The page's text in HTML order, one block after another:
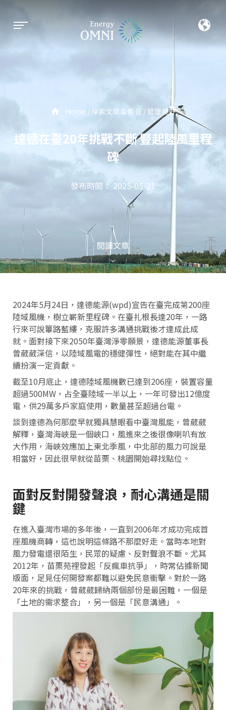
Home 探索文章 & 影音 管理視野
達德在臺20年挑戰不斷 豎起陸風里程
碑
發布時間： 2025-05-21
閱讀文章
2024年5月24日，達德能源(wpd)宣告在臺完成第200座
陸域風機，樹立嶄新里程碑。在臺扎根長達20年，一路
行來可說篳路藍縷，克服許多溝通挑戰後才達成此成
就。面對接下來2050年臺灣淨零願景，達德能源董事長
曾葳葳深信，以陸域風電的穩健彈性，絕對能在其中繼
續扮演一定貢獻。
截至10月底止，達德陸域風機數已達到206座，裝置容量
超過500MW，占全臺陸域一半以上，一年可發出12億度
電，供29萬多戶家庭使用，數量甚至超過台電。
談到達德為何那麼早就獨具慧眼看中臺灣風能，曾葳葳
解釋，臺灣海峽是一個峽口，風進來之後很像喇叭有放
大作用，海峽效應加上東北季風，中北部的風力可說是
相當好，因此很早就從苗栗、桃園開始尋找點位。
面對反對開發聲浪，耐心溝通是關
鍵
在進入臺灣市場的多年後，一直到2006年才成功完成首
座風機商轉，這也說明這條路不那麼好走。當時本地對
風力發電還很陌生，民眾的疑慮、反對聲浪不斷。尤其
2012年，苗栗苑裡發起「反瘋車抗爭」，時常佔據新聞
版面，足見任何開發案都難以避免民意衝擊。對於一路
20年來的挑戰，曾葳葳歸納兩個部份是最困難，一個是
「土地的需求整合」，另一個是「民意溝通」。